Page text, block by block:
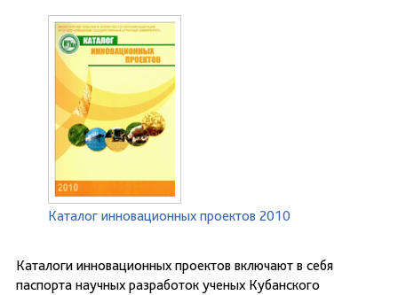
Каталог инновационных проектов 2010
Каталоги инновационных проектов включают в себя
паспорта научных разработок ученых Кубанского